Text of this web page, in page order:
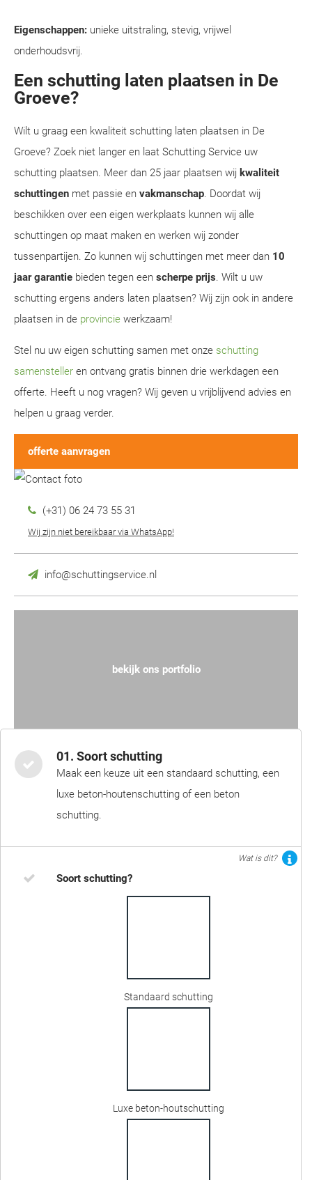
Eigenschappen: unieke uitstraling, stevig, vrijwel
onderhoudsvrij.
Een schutting laten plaatsen in De
Groeve?
Wilt u graag een kwaliteit schutting laten plaatsen in De
Groeve? Zoek niet langer en laat Schutting Service uw
schutting plaatsen. Meer dan 25 jaar plaatsen wij kwaliteit
schuttingen met passie en vakmanschap. Doordat wij
beschikken over een eigen werkplaats kunnen wij alle
schuttingen op maat maken en werken wij zonder
tussenpartijen. Zo kunnen wij schuttingen met meer dan 10
jaar garantie bieden tegen een scherpe prijs. Wilt u uw
schutting ergens anders laten plaatsen? Wij zijn ook in andere
plaatsen in de provincie werkzaam!
Stel nu uw eigen schutting samen met onze schutting
samensteller en ontvang gratis binnen drie werkdagen een
offerte. Heeft u nog vragen? Wij geven u vrijblijvend advies en
helpen u graag verder.
offerte aanvragen
(+31) 06 24 73 55 31
Wij zijn niet bereikbaar via WhatsApp!
info@schuttingservice.nl
bekijk ons portfolio
01. Soort schutting
Maak een keuze uit een standaard schutting, een
luxe beton-houtenschutting of een beton
schutting.
Wat is dit?
Soort schutting?
Standaard schutting
Luxe beton-houtschutting